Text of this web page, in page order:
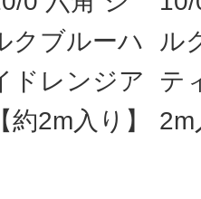
クブルーハ
ドレンジア
【約2m入り】
ル
テ
2m